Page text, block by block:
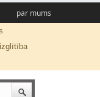
par mums